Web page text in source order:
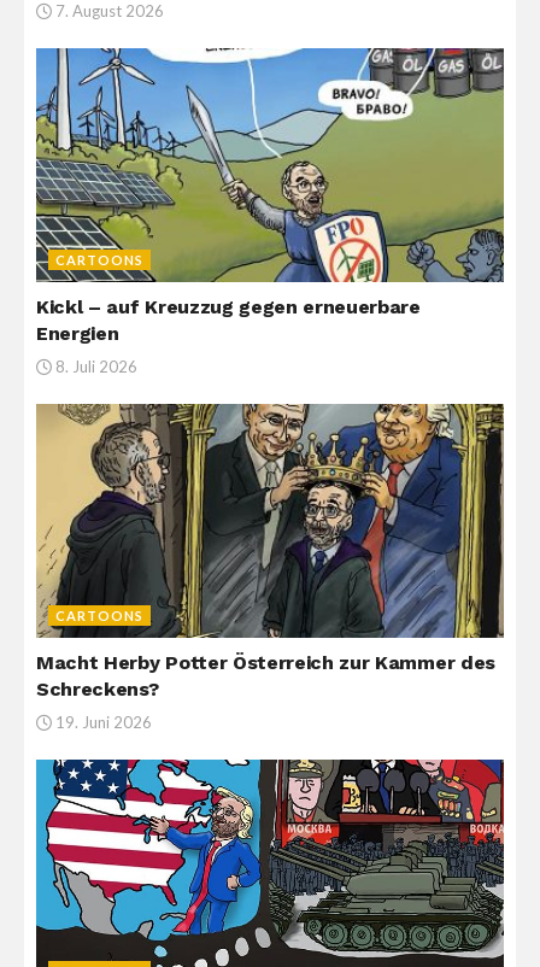
7. August 2026
CARTOONS
Kickl – auf Kreuzzug gegen erneuerbare
Energien
8. Juli 2026
CARTOONS
Macht Herby Potter Österreich zur Kammer des
Schreckens?
19. Juni 2026